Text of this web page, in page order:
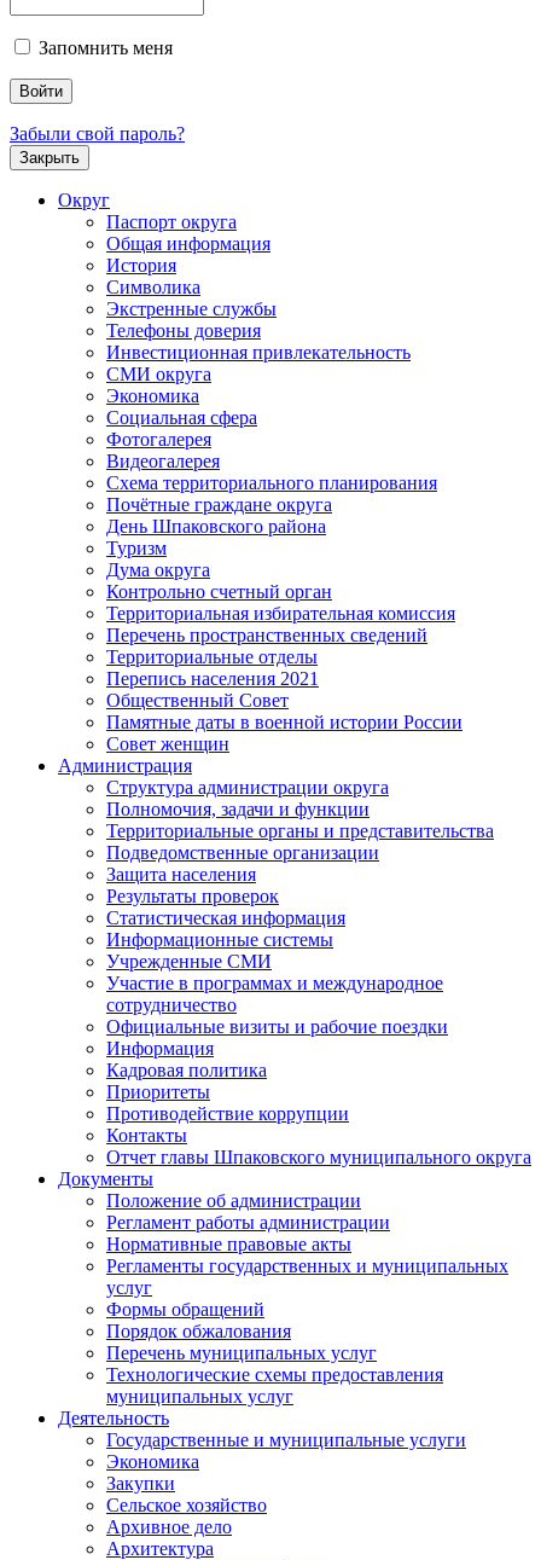
Запомнить меня
Забыли свой пароль?
Закрыть
Округ
Паспорт округа
Общая информация
История
Символика
Экстренные службы
Телефоны доверия
Инвестиционная привлекательность
СМИ округа
Экономика
Социальная сфера
Фотогалерея
Видеогалерея
Схема территориального планирования
Почётные граждане округа
День Шпаковского района
Туризм
Дума округа
Контрольно счетный орган
Территориальная избирательная комиссия
Перечень пространственных сведений
Территориальные отделы
Перепись населения 2021
Общественный Совет
Памятные даты в военной истории России
Совет женщин
Администрация
Структура администрации округа
Полномочия, задачи и функции
Территориальные органы и представительства
Подведомственные организации
Защита населения
Результаты проверок
Статистическая информация
Информационные системы
Учрежденные СМИ
Участие в программах и международное
сотрудничество
Официальные визиты и рабочие поездки
Информация
Кадровая политика
Приоритеты
Противодействие коррупции
Контакты
Отчет главы Шпаковского муниципального округа
Документы
Положение об администрации
Регламент работы администрации
Нормативные правовые акты
Регламенты государственных и муниципальных
услуг
Формы обращений
Порядок обжалования
Перечень муниципальных услуг
Технологические схемы предоставления
муниципальных услуг
Деятельность
Государственные и муниципальные услуги
Экономика
Закупки
Сельское хозяйство
Архивное дело
Архитектура